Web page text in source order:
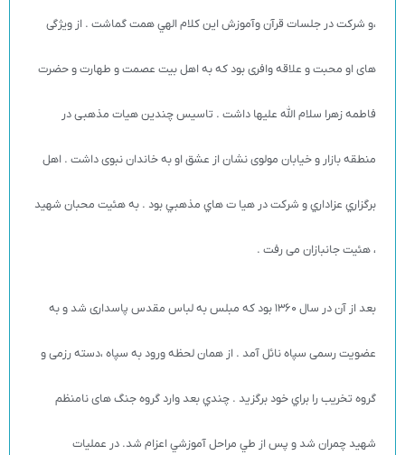
،و شرکت در جلسات قرآن وآموزش اين كلام الهي همت گماشت . از ویژگی
های او محبت و علاقه وافری بود که به اهل بیت عصمت و طهارت و حضرت
فاطمه زهرا سلام الله علیها داشت . تاسیس چندین هیات مذهبی در
منطقه بازار و خیابان مولوی نشان از عشق او به خاندان نبوی داشت . اهل
برگزاري عزاداري و شركت در هيا ت هاي مذهبي بود . به هئیت محبان شهید
، هئیت جانبازان می رفت .
بعد از آن در سال 1360 بود که مبلس به لباس مقدس پاسداری شد و به
عضویت رسمی سپاه نائل آمد . از همان لحظه ورود به سپاه ،دسته رزمی و
گروه تخریب را براي خود برگزيد . چندي بعد وارد گروه جنگ های نامنظم
شهید چمران شد و پس از طي مراحل آموزشي اعزام شد. در عملیات